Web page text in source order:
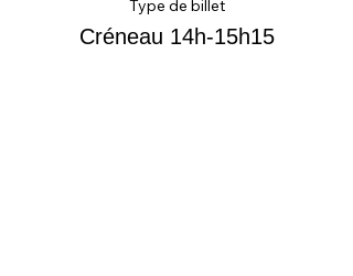
Type de billet
Créneau 14h-15h15